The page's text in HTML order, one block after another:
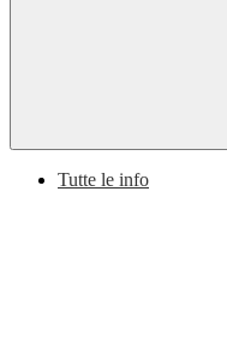
Tutte le info